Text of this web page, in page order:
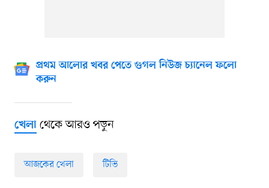
প্রথম আলোর খবর পেতে গুগল নিউজ চ্যানেল ফলো
করুন
খেলাথেকে আরও পড়ুন
আজকের খেলা টিভি